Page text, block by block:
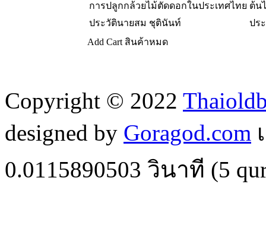
การปลูกกล้วยไม้ตัดดอกในประเทศไทย ต้น
ประวัตินายสม ชุตินันท์
ปร
Add Cart สินค้าหมด
Copyright © 2022
designed by Goragod.com
0.0115890503 วินาที (5